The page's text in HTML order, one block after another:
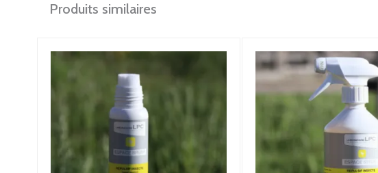
Produits similaires